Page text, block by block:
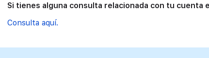
Si tienes alguna consulta relacionada con tu cuenta
Consulta aquí.